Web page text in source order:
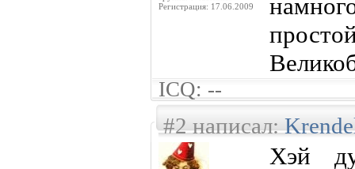
Регистрация: 17.06.2009
ICQ: --
#2 написал:
Хэй